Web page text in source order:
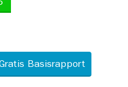
Basisrapport